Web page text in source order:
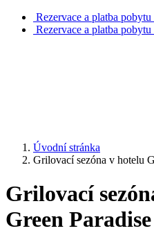
Rezervace a platba pobytu
Rezervace a platba
Úvodní stránka
Grilovací sezóna v hotelu
Grilovací
Green Paradise